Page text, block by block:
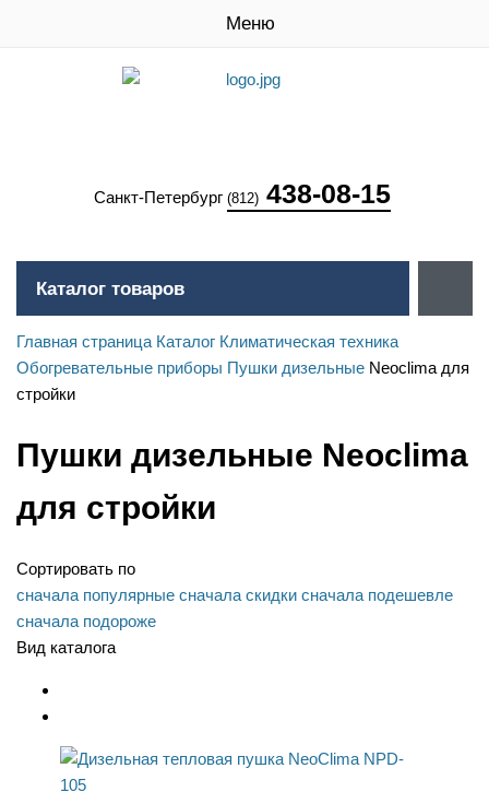
Меню
Санкт-Петербург (812) 438-08-15
Каталог товаров
Главная страница Каталог Климатическая техника
Обогревательные приборы Пушки дизельные Neoclima для
стройки
Пушки дизельные Neoclima
для стройки
Сортировать по
сначала популярные сначала скидки сначала подешевле
сначала подороже
Вид каталога